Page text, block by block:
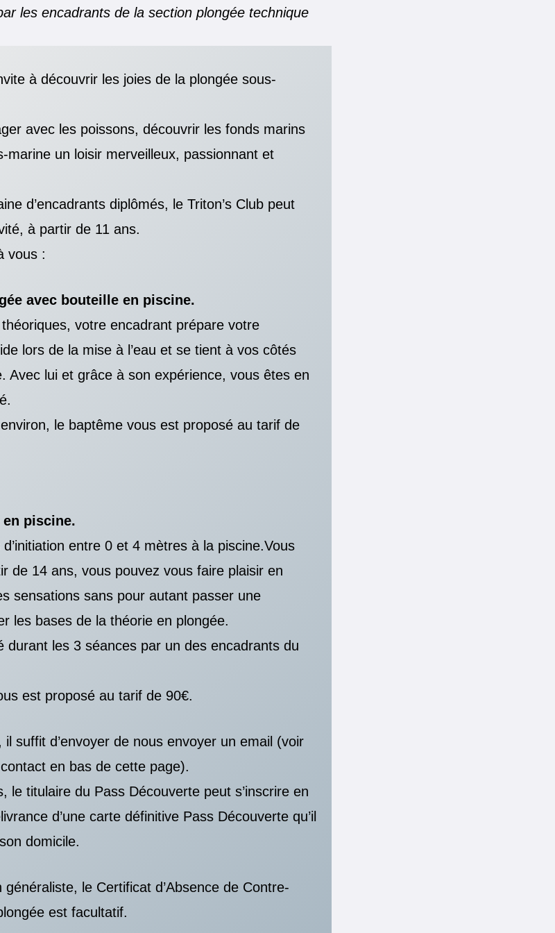
publication :
les encadrants de la section plongée technique
à découvrir les joies de la plongée sous-
avec les poissons, découvrir les fonds marins
marine un loisir merveilleux, passionnant et
d’encadrants diplômés, le Triton’s Club peut
à partir de 11 ans.
vous :
avec bouteille en piscine.
votre encadrant prépare votre
lors de la mise à l’eau et se tient à vos côtés
Avec lui et grâce à son expérience, vous êtes en
environ, le baptême vous est proposé au tarif de
en piscine.
entre 0 et 4 mètres à la piscine.Vous
de 14 ans, vous pouvez vous faire plaisir en
sensations sans pour autant passer une
les bases de la théorie en plongée.
durant les 3 séances par un des encadrants du
est proposé au tarif de 90€.
suffit d’envoyer de nous envoyer un email (voir
en bas de cette page).
le titulaire du Pass Découverte peut s’inscrire en
d’une carte définitive Pass Découverte qu’il
domicile.
le Certificat d’Absence de Contre-
est facultatif.